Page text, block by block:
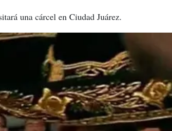
una cárcel en Ciudad Juárez.